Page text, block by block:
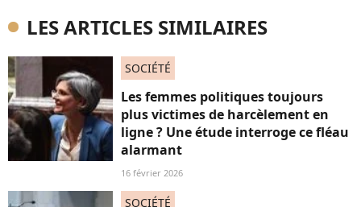
LES ARTICLES SIMILAIRES
SOCIÉTÉ
Les femmes politiques toujours
plus victimes de harcèlement en
ligne ? Une étude interroge ce fléau
alarmant
16 février 2026
SOCIÉTÉ